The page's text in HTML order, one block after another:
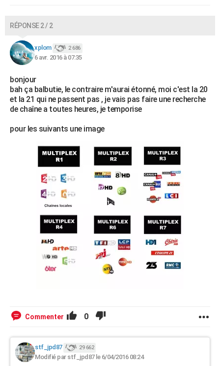
RÉPONSE 2 / 2
xplom 2 686
6 avr. 2016 à 07:35
bonjour
bah ça balbutie, le contraire m'aurai étonné, moi c'est la 20
et la 21 qui ne passent pas , je vais pas faire une recherche
de chaîne a toutes heures, je temporise
pour les suivants une image
Commenter 0
stf_jpd87 29 662
Modifié par stf_jpd87 le 6/04/2016 08:24